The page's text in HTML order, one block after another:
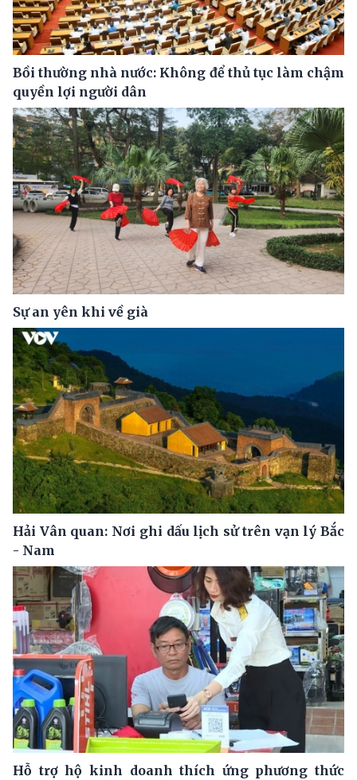
Bồi thường nhà nước: Không để thủ tục làm chậm
quyền lợi người dân
Sự an yên khi về già
Hải Vân quan: Nơi ghi dấu lịch sử trên vạn lý Bắc
- Nam
Hỗ trợ hộ kinh doanh thích ứng phương thức